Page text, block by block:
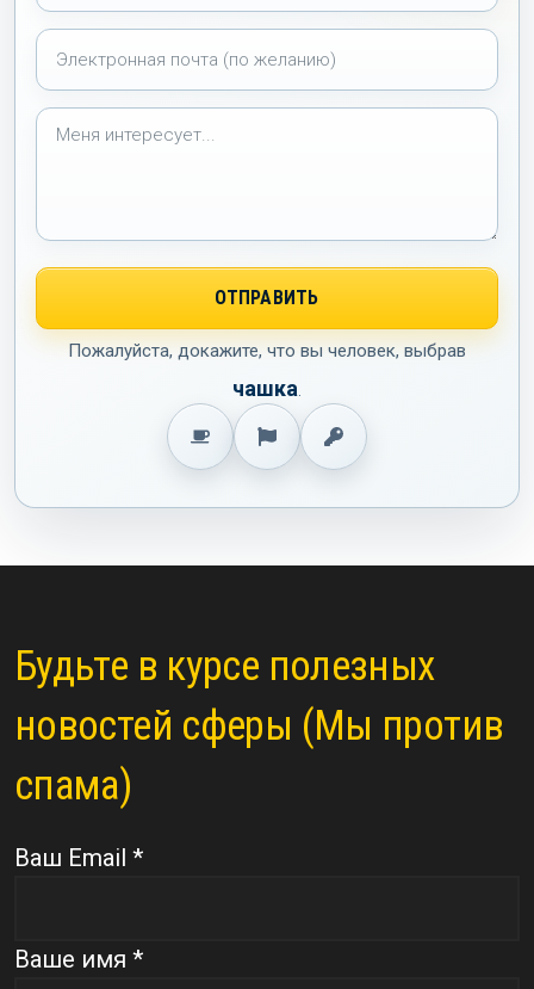
Пожалуйста, докажите, что вы человек, выбрав
чашка.
Будьте в курсе полезных
новостей сферы (Мы против
спама)
Ваш Email *
Ваше имя *